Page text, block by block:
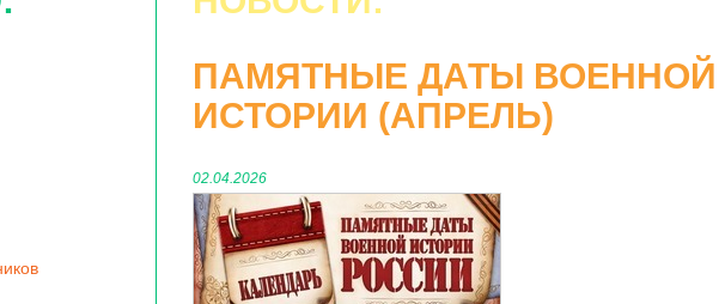
ПАМЯТНЫЕ ДАТЫ ВОЕННОЙ
ИСТОРИИ (АПРЕЛЬ)
02.04.2026